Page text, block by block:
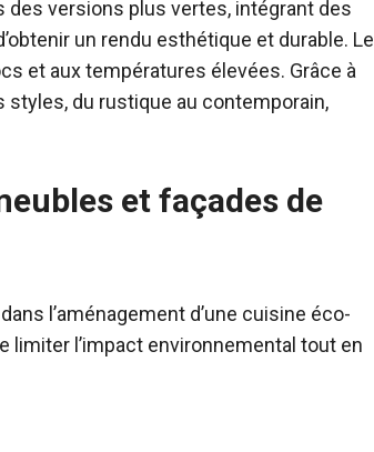
versions plus vertes, intégrant des
un rendu esthétique et durable. Le
et aux températures élevées. Grâce à
du rustique au contemporain,
et façades de
l’aménagement d’une cuisine éco-
limiter l’impact environnemental tout en